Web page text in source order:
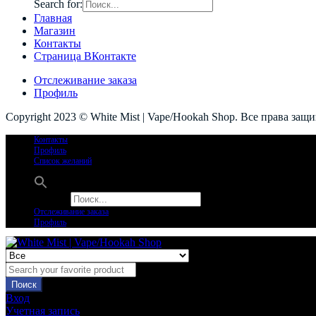
Search for:
Главная
Магазин
Контакты
Страница ВКонтакте
Отслеживание заказа
Профиль
Copyright 2023 © White Mist | Vape/Hookah Shop. Все права
Контакты
Профиль
Список желаний
Отслеживание заказа
Профиль
Поиск
Вход
Учетная запись